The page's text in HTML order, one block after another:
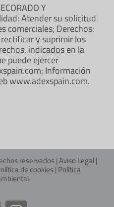
Y
Atender su solicitud
comerciales; Derechos:
y suprimir los
indicados en la
puede ejercer
Información
www.adexspain.com.
reservados |Aviso Legal|
de cookies |Política